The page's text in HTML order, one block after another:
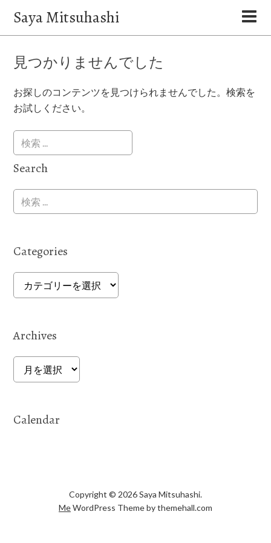
Saya Mitsuhashi
見つかりませんでした
お探しのコンテンツを見つけられませんでした。検索を
お試しください。
Search
Categories
Categories
Archives
Archives
Calendar
Copyright © 2026 Saya Mitsuhashi.
MeWordPress Theme by themehall.com